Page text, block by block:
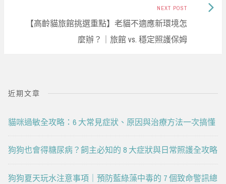
NEXT POST
【高齡貓旅館挑選重點】老貓不適應新環境怎
麼辦？｜旅館 vs. 穩定照護保姆
Next
近期文章
貓咪過敏全攻略：6 大常見症狀、原因與治療方法一次搞懂
狗狗也會得糖尿病？飼主必知的 8 大症狀與日常照護全攻略
狗狗夏天玩水注意事項｜預防藍綠藻中毒的 7 個致命警訊總